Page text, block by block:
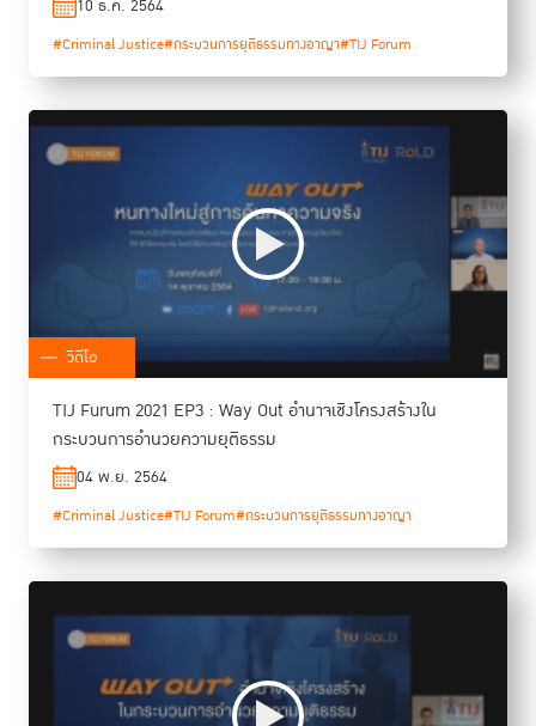
10 ธ.ค. 2564
#Criminal Justice#กระบวนการยุติธรรมทางอาญา#TIJ Forum
วิดีโอ
TIJ Furum 2021 EP3 : Way Out อำนาจเชิงโครงสร้างใน
กระบวนการอำนวยความยุติธรรม
04 พ.ย. 2564
#Criminal Justice#TIJ Forum#กระบวนการยุติธรรมทางอาญา